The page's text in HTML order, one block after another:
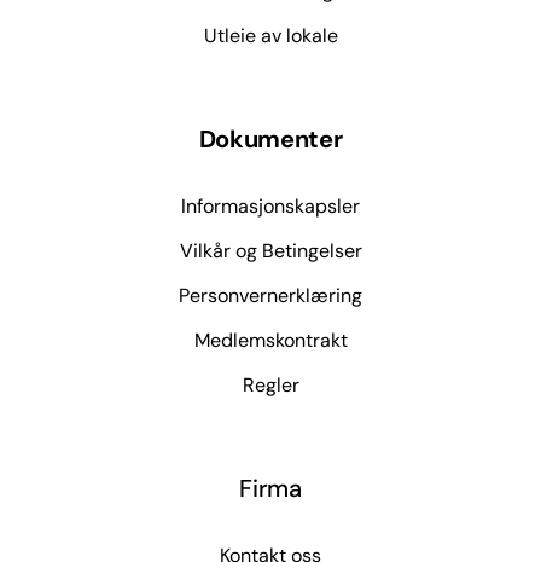
Utleie av lokale
Dokumenter
Informasjonskapsler
Vilkår og Betingelser
Personvernerklæring
Medlemskontrakt
Regler
Firma
Kontakt oss